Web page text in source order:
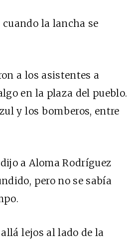
la lancha se
a los asistentes a
en la plaza del pueblo.
y los bomberos, entre
a Aloma Rodríguez
pero no se sabía
lejos al lado de la